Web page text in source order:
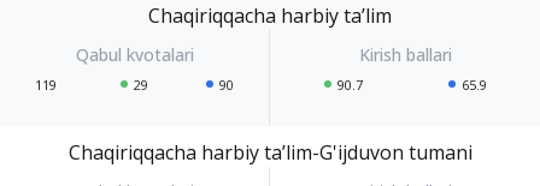
Chaqiriqqacha harbiy ta’lim
119 29 90 90.7 65.9
Chaqiriqqacha harbiy ta’lim-G'ijduvon tumani